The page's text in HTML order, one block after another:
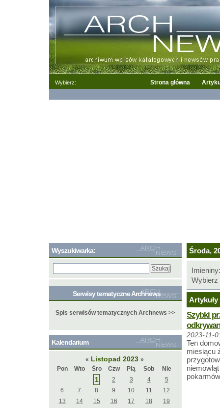
Wybierz: Strona główna
Środa,
Wybierz
Szybki
2023-11-
Ten
miesiącu
Wyszukiwarka:
Serwisy tematyczne Archnews
Spis serwisów tematycznych Archnews >>
Kalendarium
« Listopad 2023 »
Pon
Wto Śro Czw Pią Sob Nie
1 2 3 4
5
6
7 8 9 10 11
12
13
14 15 16 17 18
19